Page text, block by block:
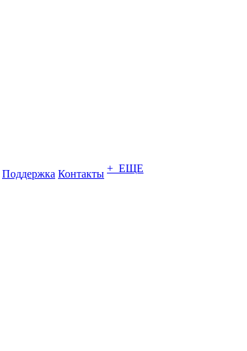
Поддержка Контакты + ЕЩЕ